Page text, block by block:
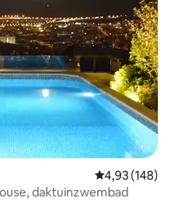
Gemiddelde
4,93 (148)
daktuinzwembad